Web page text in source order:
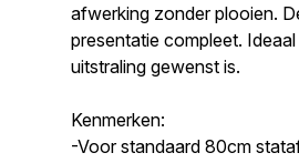
afwerking zonder plooien.
presentatie compleet.
uitstraling gewenst is.
Kenmerken:
-Voor standaard 80cm